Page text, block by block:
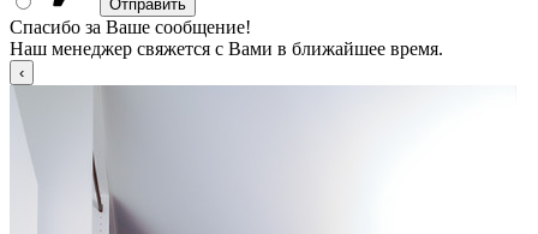
Спасибо за Ваше сообщение!
Наш менеджер свяжется с Вами в ближайшее время.